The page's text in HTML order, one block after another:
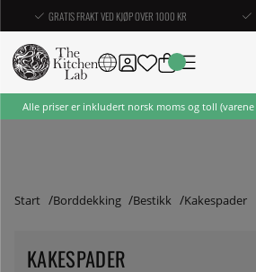
GRATIS FRAKT VED KJØP OVER 1000 KR
Alle priser er inkludert norsk moms og toll (varene
Start Borddekking Bestikk Kakespader
KAKESPADER